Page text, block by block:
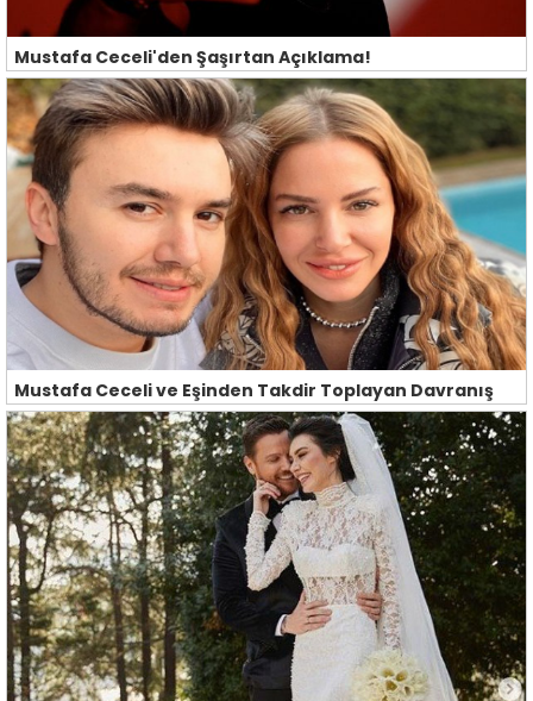
Mustafa Ceceli'den Şaşırtan Açıklama!
Mustafa Ceceli ve Eşinden Takdir Toplayan Davranış